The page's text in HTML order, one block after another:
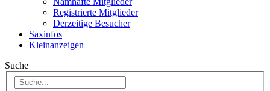
Registrierte Mitglieder
Derzeitige Besucher
Saxinfos
Kleinanzeigen
Suche